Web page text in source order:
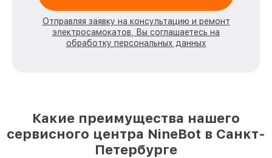
Отправляя заявку на консультацию и ремонт
электросамокатов, Вы соглашаетесь на
обработку персональных данных
Какие преимущества нашего
сервисного центра NineBot в Санкт-
Петербурге